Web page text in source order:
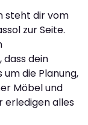
steht dir vom
zur Seite.
dein
die Planung,
Möbel und
erledigen alles